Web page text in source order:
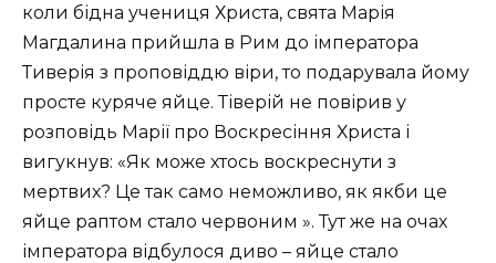
коли бідна учениця Христа, свята Марія
Магдалина прийшла в Рим до імператора
Тиверія з проповіддю віри, то подарувала йому
просте куряче яйце. Тіверій не повірив у
розповідь Марії про Воскресіння Христа і
вигукнув: «Як може хтось воскреснути з
мертвих? Це так само неможливо, як якби це
яйце раптом стало червоним ». Тут же на очах
імператора відбулося диво – яйце стало